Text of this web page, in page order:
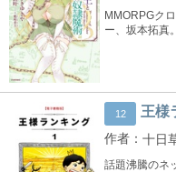
MMORPGク
ー、坂本拓真
12 王様
十日
話題沸騰のネ